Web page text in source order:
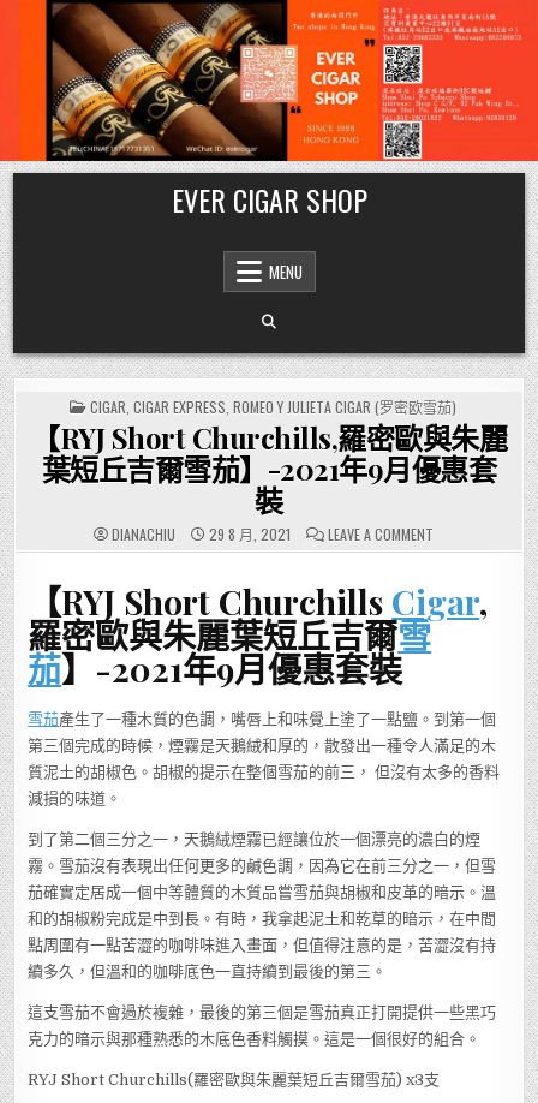
Skip
to
content
EVER CIGAR SHOP
MENU
POSTED
IN
CIGAR CIGAR EXPRESS ROMEO Y JULIETA CIGAR (罗密欧雪茄)
【RYJ Short Churchills,羅密歐與朱麗
葉短丘吉爾雪茄】-2021年9月優惠套
裝
DIANACHIU 29 8 月, 2021 LEAVE A COMMENTON
【RYJ
密
歐
朱
吉
爾
雪
茄】-2021
年
惠
套
裝
【RYJ Short Churchills Cigar,
羅密歐與朱麗葉短丘吉爾雪
茄】-2021年9月優惠套裝
雪茄產生了一種木質的色調，嘴唇上和味覺上塗了一點鹽。到第一個
第三個完成的時候，煙霧是天鵝絨和厚的，散發出一種令人滿足的木
質泥土的胡椒色。胡椒的提示在整個雪茄的前三， 但沒有太多的香料
減損的味道。
到了第二個三分之一，天鵝絨煙霧已經讓位於一個漂亮的濃白的煙
霧。雪茄沒有表現出任何更多的鹹色調，因為它在前三分之一，但雪
茄確實定居成一個中等體質的木質品嘗雪茄與胡椒和皮革的暗示。溫
和的胡椒粉完成是中到長。有時，我拿起泥土和乾草的暗示，在中間
點周圍有一點苦澀的咖啡味進入畫面，但值得注意的是，苦澀沒有持
續多久，但溫和的咖啡底色一直持續到最後的第三。
這支雪茄不會過於複雜，最後的第三個是雪茄真正打開提供一些黑巧
克力的暗示與那種熟悉的木底色香料觸摸。這是一個很好的組合。
RYJ Short Churchills(羅密歐與朱麗葉短丘吉爾雪茄) x3支